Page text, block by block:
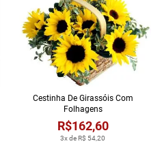
3x de R$ 54,20
R$162,60
Cestinha De Girassóis Com
Folhagens